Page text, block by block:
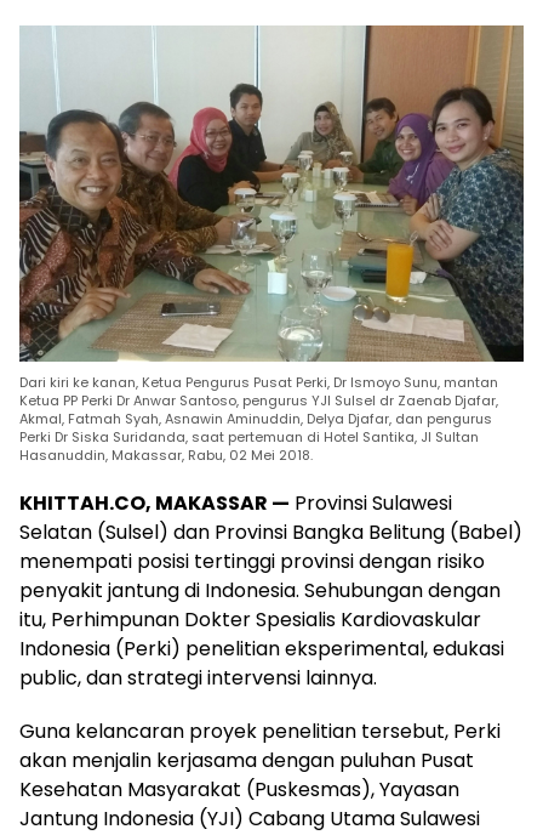
Dari kiri ke kanan, Ketua Pengurus Pusat Perki, Dr Ismoyo Sunu, mantan
Ketua PP Perki Dr Anwar Santoso, pengurus YJI Sulsel dr Zaenab Djafar,
Akmal, Fatmah Syah, Asnawin Aminuddin, Delya Djafar, dan pengurus
Perki Dr Siska Suridanda, saat pertemuan di Hotel Santika, Jl Sultan
Hasanuddin, Makassar, Rabu, 02 Mei 2018.
KHITTAH.CO, MAKASSAR — Provinsi Sulawesi
Selatan (Sulsel) dan Provinsi Bangka Belitung (Babel)
menempati posisi tertinggi provinsi dengan risiko
penyakit jantung di Indonesia. Sehubungan dengan
itu, Perhimpunan Dokter Spesialis Kardiovaskular
Indonesia (Perki) penelitian eksperimental, edukasi
public, dan strategi intervensi lainnya.
Guna kelancaran proyek penelitian tersebut, Perki
akan menjalin kerjasama dengan puluhan Pusat
Kesehatan Masyarakat (Puskesmas), Yayasan
Jantung Indonesia (YJI) Cabang Utama Sulawesi